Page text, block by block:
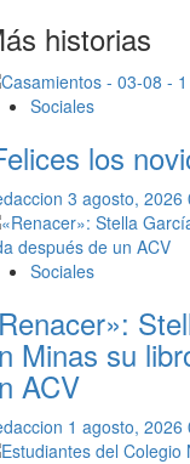
historias
Sociales
los
3 agosto, 2026
Sociales
Minas su
ACV
1 agosto, 2026